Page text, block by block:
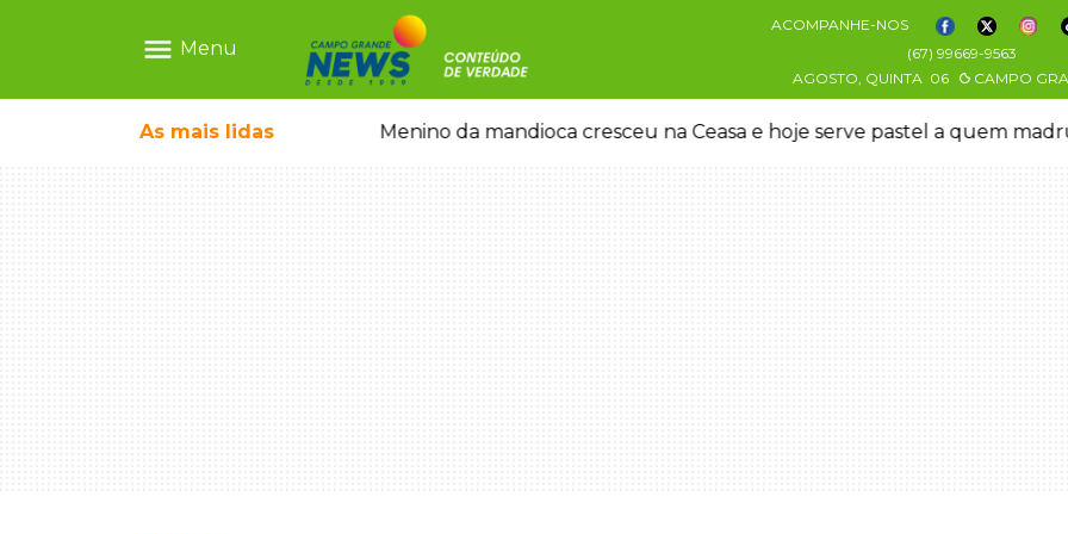
menu Menu
ACOMPANHE-NOS
(67) 99669-9563
AGOSTO, QUINTA 06 CAMPO
As mais lidas
show gratuito na Feira Central Menino da mandioca cresceu na Ceasa e hoje serve pastel a quem